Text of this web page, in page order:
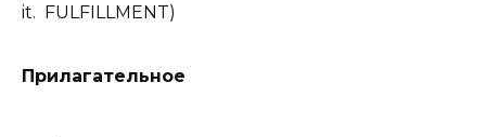
it. FULFILLMENT)
Прилагательное